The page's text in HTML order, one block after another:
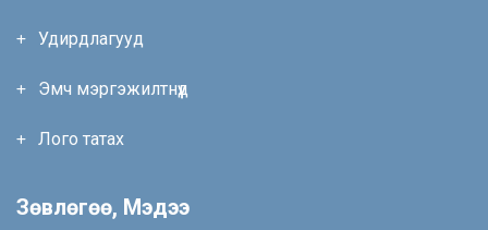
Удирдлагууд
Эмч мэргэжилтнүүд
Лого татах
Зөвлөгөө, Мэдээ